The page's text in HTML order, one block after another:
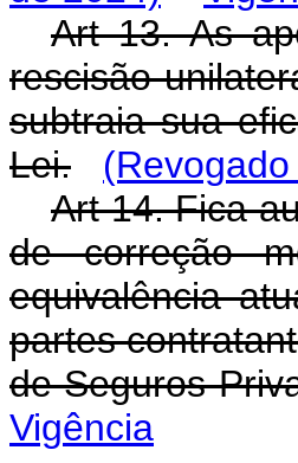
Art 13. As
rescisão
subtraia sua
Lei.
Art 14. Fica
de correção
equivalência
partes
de Seguros
Vigência